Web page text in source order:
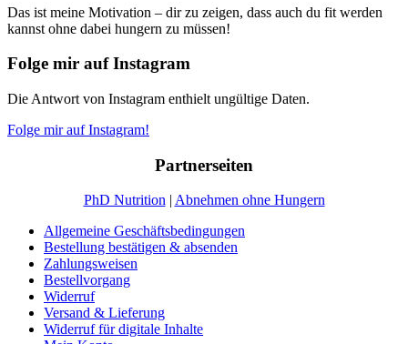
Das ist meine Motivation – dir zu zeigen, dass auch du fit werden
kannst ohne dabei hungern zu müssen!
Folge mir auf Instagram
Die Antwort von Instagram enthielt ungültige Daten.
Folge mir auf Instagram!
Partnerseiten
PhD Nutrition| Abnehmen ohne Hungern
Allgemeine Geschäftsbedingungen
Bestellung bestätigen & absenden
Zahlungsweisen
Bestellvorgang
Widerruf
Versand & Lieferung
Widerruf für digitale Inhalte